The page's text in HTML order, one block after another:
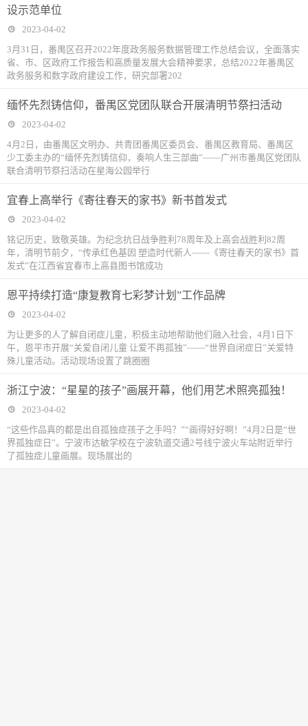
设示范单位
2023-04-02
3月31日，番禺区召开2022年度政务服务数据管理工作总结会议，全面落实
省、市、区政府工作报告和高质量发展大会精神要求，总结2022年番禺区
政务服务和数字政府建设工作，研究部署202
缅怀先烈铸信仰，番禺区党团队联合开展清明节祭扫活动
2023-04-02
4月2日，由番禺区文明办、共青团番禺区委员会、番禺区教育局、番禺区
少工委主办的“缅怀先烈铸信仰，奏响人生三部曲”——广州市番禺区党团队
联合清明节祭扫活动在星海公园举行
宜春上高举行《寄往春天的家书》新书首发式
2023-04-02
铭记历史，致敬英雄。为纪念抗日战争胜利78周年及上高会战胜利82周
年，清明节前夕，“传承红色基因 塑造时代新人——《寄往春天的家书》首
发式”在江西省宜春市上高县图书馆成功
恩平持续打造“康复教育七彩梦计划”工作品牌
2023-04-02
为让更多的人了解自闭症儿童，积极主动地帮助他们融入社会，4月1日下
午，恩平市开展“关爱自闭儿童 让爱不再孤独”——“世界自闭症日”关爱特
殊儿童活动。活动现场设置了跳圈圈
浙江宁波：“星星的孩子”画展开幕，他们用艺术照亮孤独！
2023-04-02
“这些作品真的都是出自孤独症孩子之手吗？”“画得好好啊！”4月2日是“世
界孤独症日”。宁波市达敏学校在宁波轨道交通2号线宁波火车站附近举行
了孤独症儿童画展。现场展出的